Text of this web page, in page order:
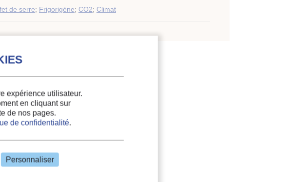
de serre; Frigorigène; CO2; Climat
expérience utilisateur.
en cliquant sur
de nos pages.
de confidentialité.
Personnaliser